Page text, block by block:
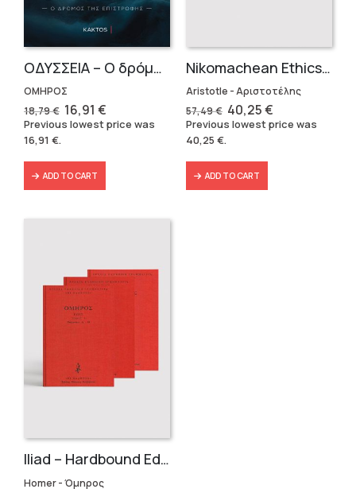
OΔΥΣΣΕΙΑ – Ο δρόμος της επιστροφής
ΟΜΗΡΟΣ
18,79€ Original
price
was:
16,91 €Current
price
is:
Previous lowest price was
16,91 €.
ADD TO CART
Nikomachean Ethics (3 volumes)
Aristotle - Αριστοτέλης
57,49€ Original
price
was:
57,49 €.
40,25€Current
price
is:
Previous lowest price was
40,25 €.
ADD TO CART
Iliad – Hardbound Edition
Homer - Όμηρος